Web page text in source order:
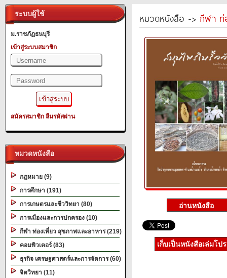
ระบบผู้ใช้
ม.ราชภัฏธนบุรี
เข้าสู่ระบบสมาชิก
สมัครสมาชิก ลืมรหัสผ่าน
หมวดหนังสือ
กฎหมาย (9)
การศึกษา (191)
การเกษตรและชีววิทยา (80)
การเมืองและการปกครอง (10)
กีฬา ท่องเที่ยว สุขภาพและอาหาร (219)
คอมพิวเตอร์ (83)
ธุรกิจ เศรษฐศาสตร์และการจัดการ (60)
จิตวิทยา (11)
หมวดหนังสือ -> กีฬา ท่
เก็บเป็นหนังสือเล่มโป